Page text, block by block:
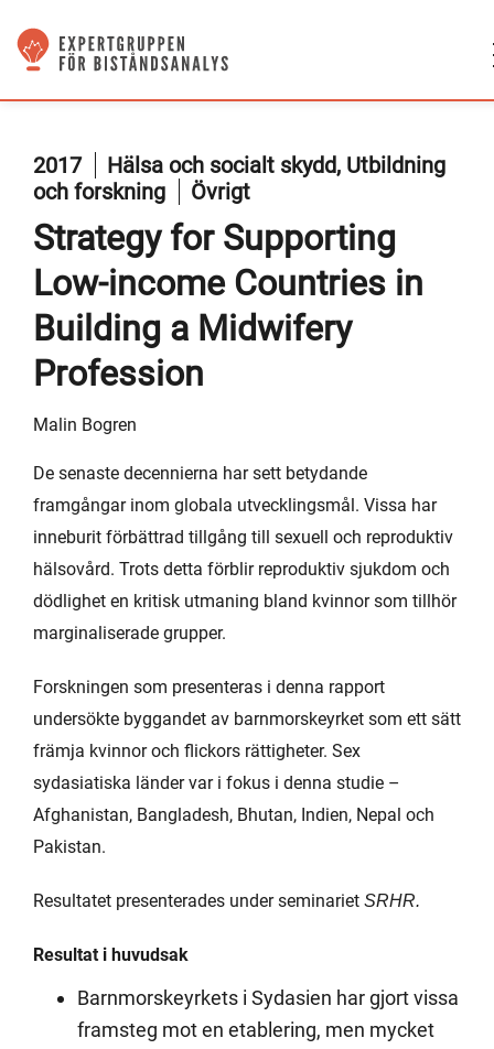
2017
Hälsa och socialt skydd, Utbildning
och forskning
Övrigt
Strategy for Supporting
Low-income Countries in
Building a Midwifery
Profession
Malin Bogren
De senaste decennierna har sett betydande
framgångar inom globala utvecklingsmål. Vissa har
inneburit förbättrad tillgång till sexuell och reproduktiv
hälsovård. Trots detta förblir reproduktiv sjukdom och
dödlighet en kritisk utmaning bland kvinnor som tillhör
marginaliserade grupper.
Forskningen som presenteras i denna rapport
undersökte byggandet av barnmorskeyrket som ett sätt
främja kvinnor och flickors rättigheter. Sex
sydasiatiska länder var i fokus i denna studie –
Afghanistan, Bangladesh, Bhutan, Indien, Nepal och
Pakistan.
Resultatet presenterades under seminariet SRHR.
Resultat i huvudsak
Barnmorskeyrkets i Sydasien har gjort vissa
framsteg mot en etablering, men mycket